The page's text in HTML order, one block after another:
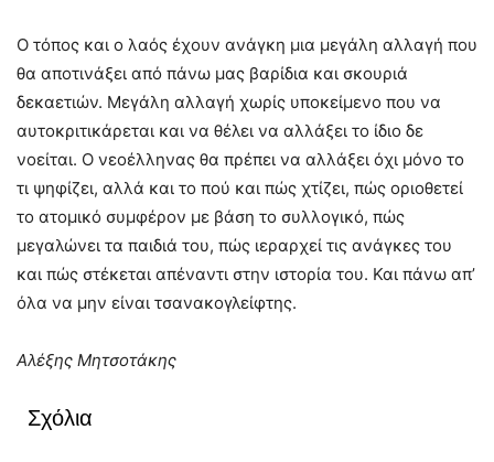
Ο τόπος και ο λαός έχουν ανάγκη μια μεγάλη αλλαγή που
θα αποτινάξει από πάνω μας βαρίδια και σκουριά
δεκαετιών. Μεγάλη αλλαγή χωρίς υποκείμενο που να
αυτοκριτικάρεται και να θέλει να αλλάξει το ίδιο δε
νοείται. Ο νεοέλληνας θα πρέπει να αλλάξει όχι μόνο το
τι ψηφίζει, αλλά και το πού και πώς χτίζει, πώς οριοθετεί
το ατομικό συμφέρον με βάση το συλλογικό, πώς
μεγαλώνει τα παιδιά του, πώς ιεραρχεί τις ανάγκες του
και πώς στέκεται απέναντι στην ιστορία του. Και πάνω απ’
όλα να μην είναι τσανακογλείφτης.
Αλέξης Μητσοτάκης
Σχόλια